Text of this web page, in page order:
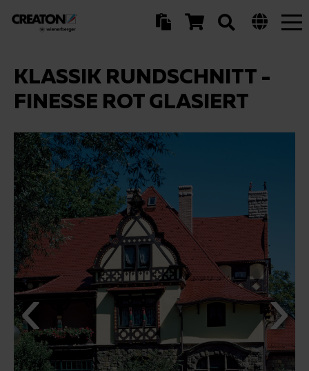
KLASSIK RUNDSCHNITT -
FINESSE ROT GLASIERT